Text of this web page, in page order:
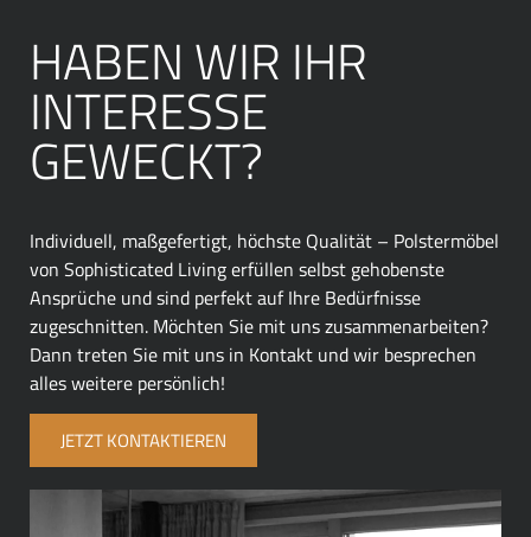
HABEN WIR IHR
INTERESSE
GEWECKT?
Individuell, maßgefertigt, höchste Qualität – Polstermöbel
von Sophisticated Living erfüllen selbst gehobenste
Ansprüche und sind perfekt auf Ihre Bedürfnisse
zugeschnitten. Möchten Sie mit uns zusammenarbeiten?
Dann treten Sie mit uns in Kontakt und wir besprechen
alles weitere persönlich!
JETZT KONTAKTIEREN